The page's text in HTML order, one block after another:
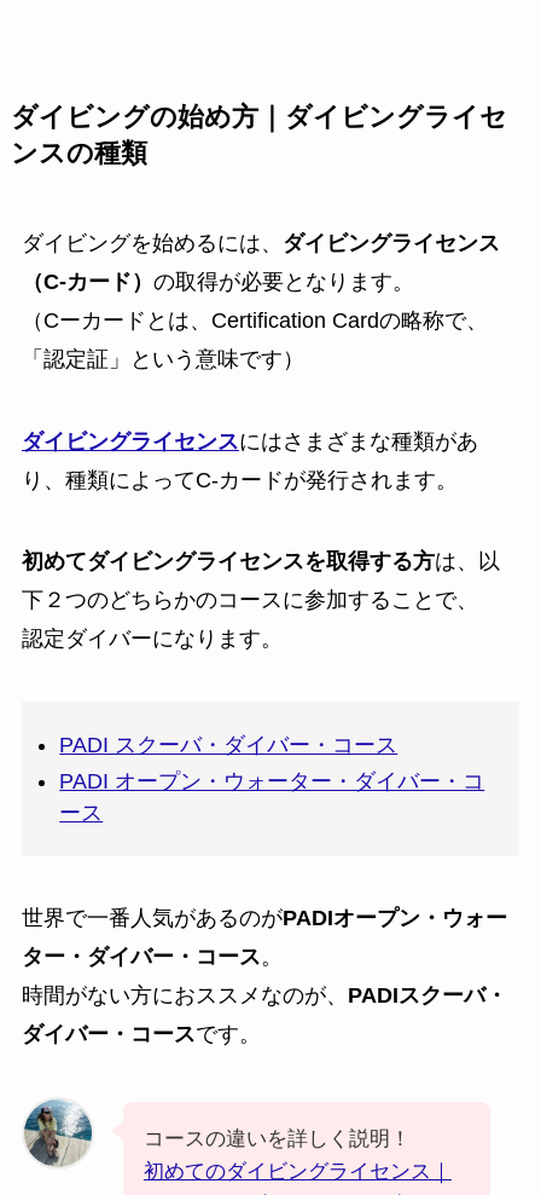
ダイビングの始め方｜ダイビングライセ
ンスの種類
ダイビングを始めるには、 ダイビングライセンス
（C-カード） の取得が必要となります。
（Cーカードとは、Certification Cardの略称で、
「認定証」という意味です）
ダイビングライセンスにはさまざまな種類があ
り、種類によってC-カードが発行されます。
初めてダイビングライセンスを取得する方は、以
下２つのどちらかのコースに参加することで、
認定ダイバーになります。
PADI スクーバ・ダイバー・コース
PADI オープン・ウォーター・ダイバー・コ
ース
世界で一番人気があるのがPADIオープン・ウォー
ター・ダイバー・コース。
時間がない方におススメなのが、 PADIスクーバ・
ダイバー・コースです。
コースの違いを詳しく説明！
初めてのダイビングライセンス｜